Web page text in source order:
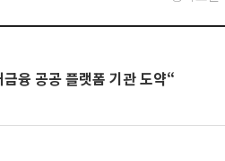
융 공공 플랫폼 기관 도약“